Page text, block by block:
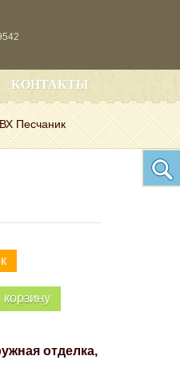
КОНТАКТЫ
Песчаник
корзину
отделка,